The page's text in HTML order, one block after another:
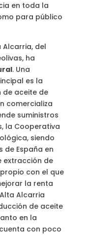
en toda la
para público
Alcarria, del
ha
. Una
es la
de aceite de
comercializa
suministros
la Cooperativa
siendo
de España en
extracción de
con el que
la renta
Alcarria
de aceite
en la
con poco